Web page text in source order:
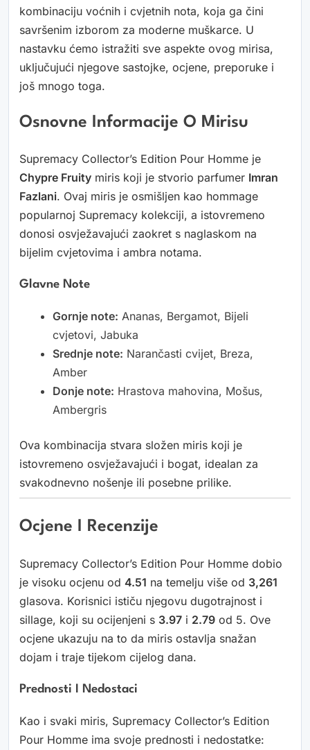
kombinaciju voćnih i cvjetnih nota, koja ga čini
savršenim izborom za moderne muškarce. U
nastavku ćemo istražiti sve aspekte ovog mirisa,
uključujući njegove sastojke, ocjene, preporuke i
još mnogo toga.
Osnovne Informacije O Mirisu
Supremacy Collector’s Edition Pour Homme je
Chypre Fruity miris koji je stvorio parfumer Imran
Fazlani. Ovaj miris je osmišljen kao hommage
popularnoj Supremacy kolekciji, a istovremeno
donosi osvježavajući zaokret s naglaskom na
bijelim cvjetovima i ambra notama.
Glavne Note
Gornje note: Ananas, Bergamot, Bijeli
cvjetovi, Jabuka
Srednje note: Narančasti cvijet, Breza,
Amber
Donje note: Hrastova mahovina, Mošus,
Ambergris
Ova kombinacija stvara složen miris koji je
istovremeno osvježavajući i bogat, idealan za
svakodnevno nošenje ili posebne prilike.
Ocjene I Recenzije
Supremacy Collector’s Edition Pour Homme dobio
je visoku ocjenu od 4.51 na temelju više od 3,261
glasova. Korisnici ističu njegovu dugotrajnost i
sillage, koji su ocijenjeni s 3.97 i 2.79 od 5. Ove
ocjene ukazuju na to da miris ostavlja snažan
dojam i traje tijekom cijelog dana.
Prednosti I Nedostaci
Kao i svaki miris, Supremacy Collector’s Edition
Pour Homme ima svoje prednosti i nedostatke: